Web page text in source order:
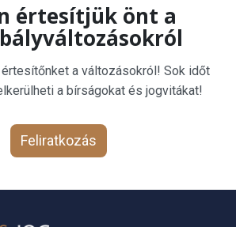
értesítjük önt a
értesítőnket a változásokról! Sok időt
a bírságokat és jogvitákat!
Feliratkozás